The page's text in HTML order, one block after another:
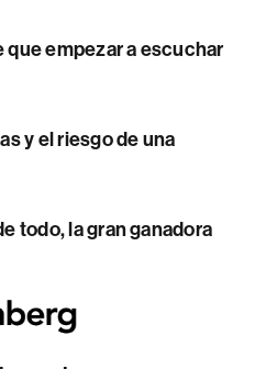
que empezar a escuchar
y el riesgo de una
todo, la gran ganadora